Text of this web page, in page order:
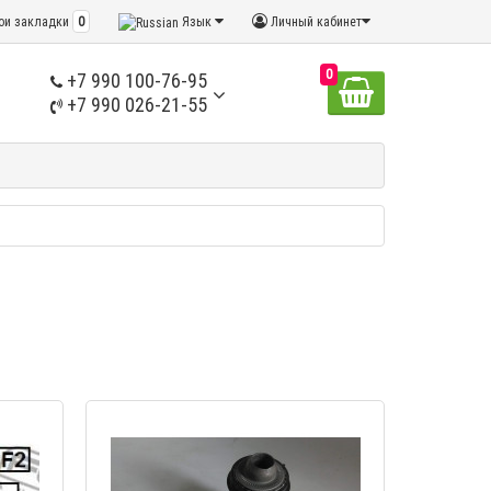
Личный кабинет
Язык
закладки 0
+7 990 100-76-95
+7 990 026-21-55
0